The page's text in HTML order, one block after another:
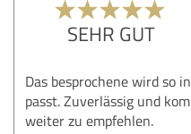
SEHR GUT
Das besprochene wird so
passt. Zuverlässig und
weiter zu empfehlen.